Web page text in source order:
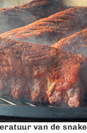
van de snake